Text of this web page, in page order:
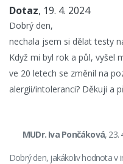
Dotaz, 19. 4. 2024
Dobrý den,
nechala jsem si dělat testy
Když mi byl rok a půl, vyšel
ve 20 letech se změnil na
alergii/intoleranci? Děkuji a
MUDr. Iva Pončáková, 23.
Dobrý den, jakákoliv hodnota v